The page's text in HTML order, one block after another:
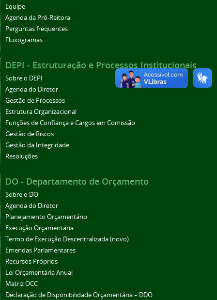
Equipe
Agenda da Pró-Reitora
Perguntas frequentes
Fluxogramas
DEPI - Estruturação e Processos Institucionais
Sobre o DEPI
Agenda do Diretor
Gestão de Processos
Estrutura Organizacional
Funções de Confiança e Cargos em Comissão
Gestão de Riscos
Gestão da Integridade
Resoluções
DO - Departamento de Orçamento
Sobre o DO
Agenda do Diretor
Planejamento Orçamentário
Execução Orçamentária
Termo de Execução Descentralizada (novo)
Emendas Parlamentares
Recursos Próprios
Lei Orçamentária Anual
Matriz OCC
Declaração de Disponibilidade Orçamentária – DDO